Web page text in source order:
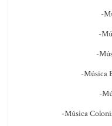
-
-
-
-Música
-
-Música